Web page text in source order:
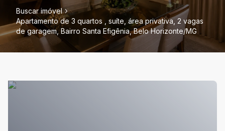
Buscar imóvel
Apartamento de 3 quartos , suíte, área privativa, 2 vagas
de garagem, Bairro Santa Efigênia, Belo Horizonte/MG